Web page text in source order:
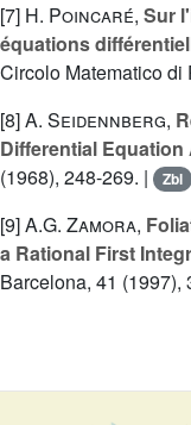
[7] H. Poincaré, Sur
équations
Circolo Matematico di
[8]A. Seidennberg,
Differential Equation
(1968), 248-269. |
Zbl
[9]A.G. Zamora,
a Rational First
Barcelona, 41 (1997),